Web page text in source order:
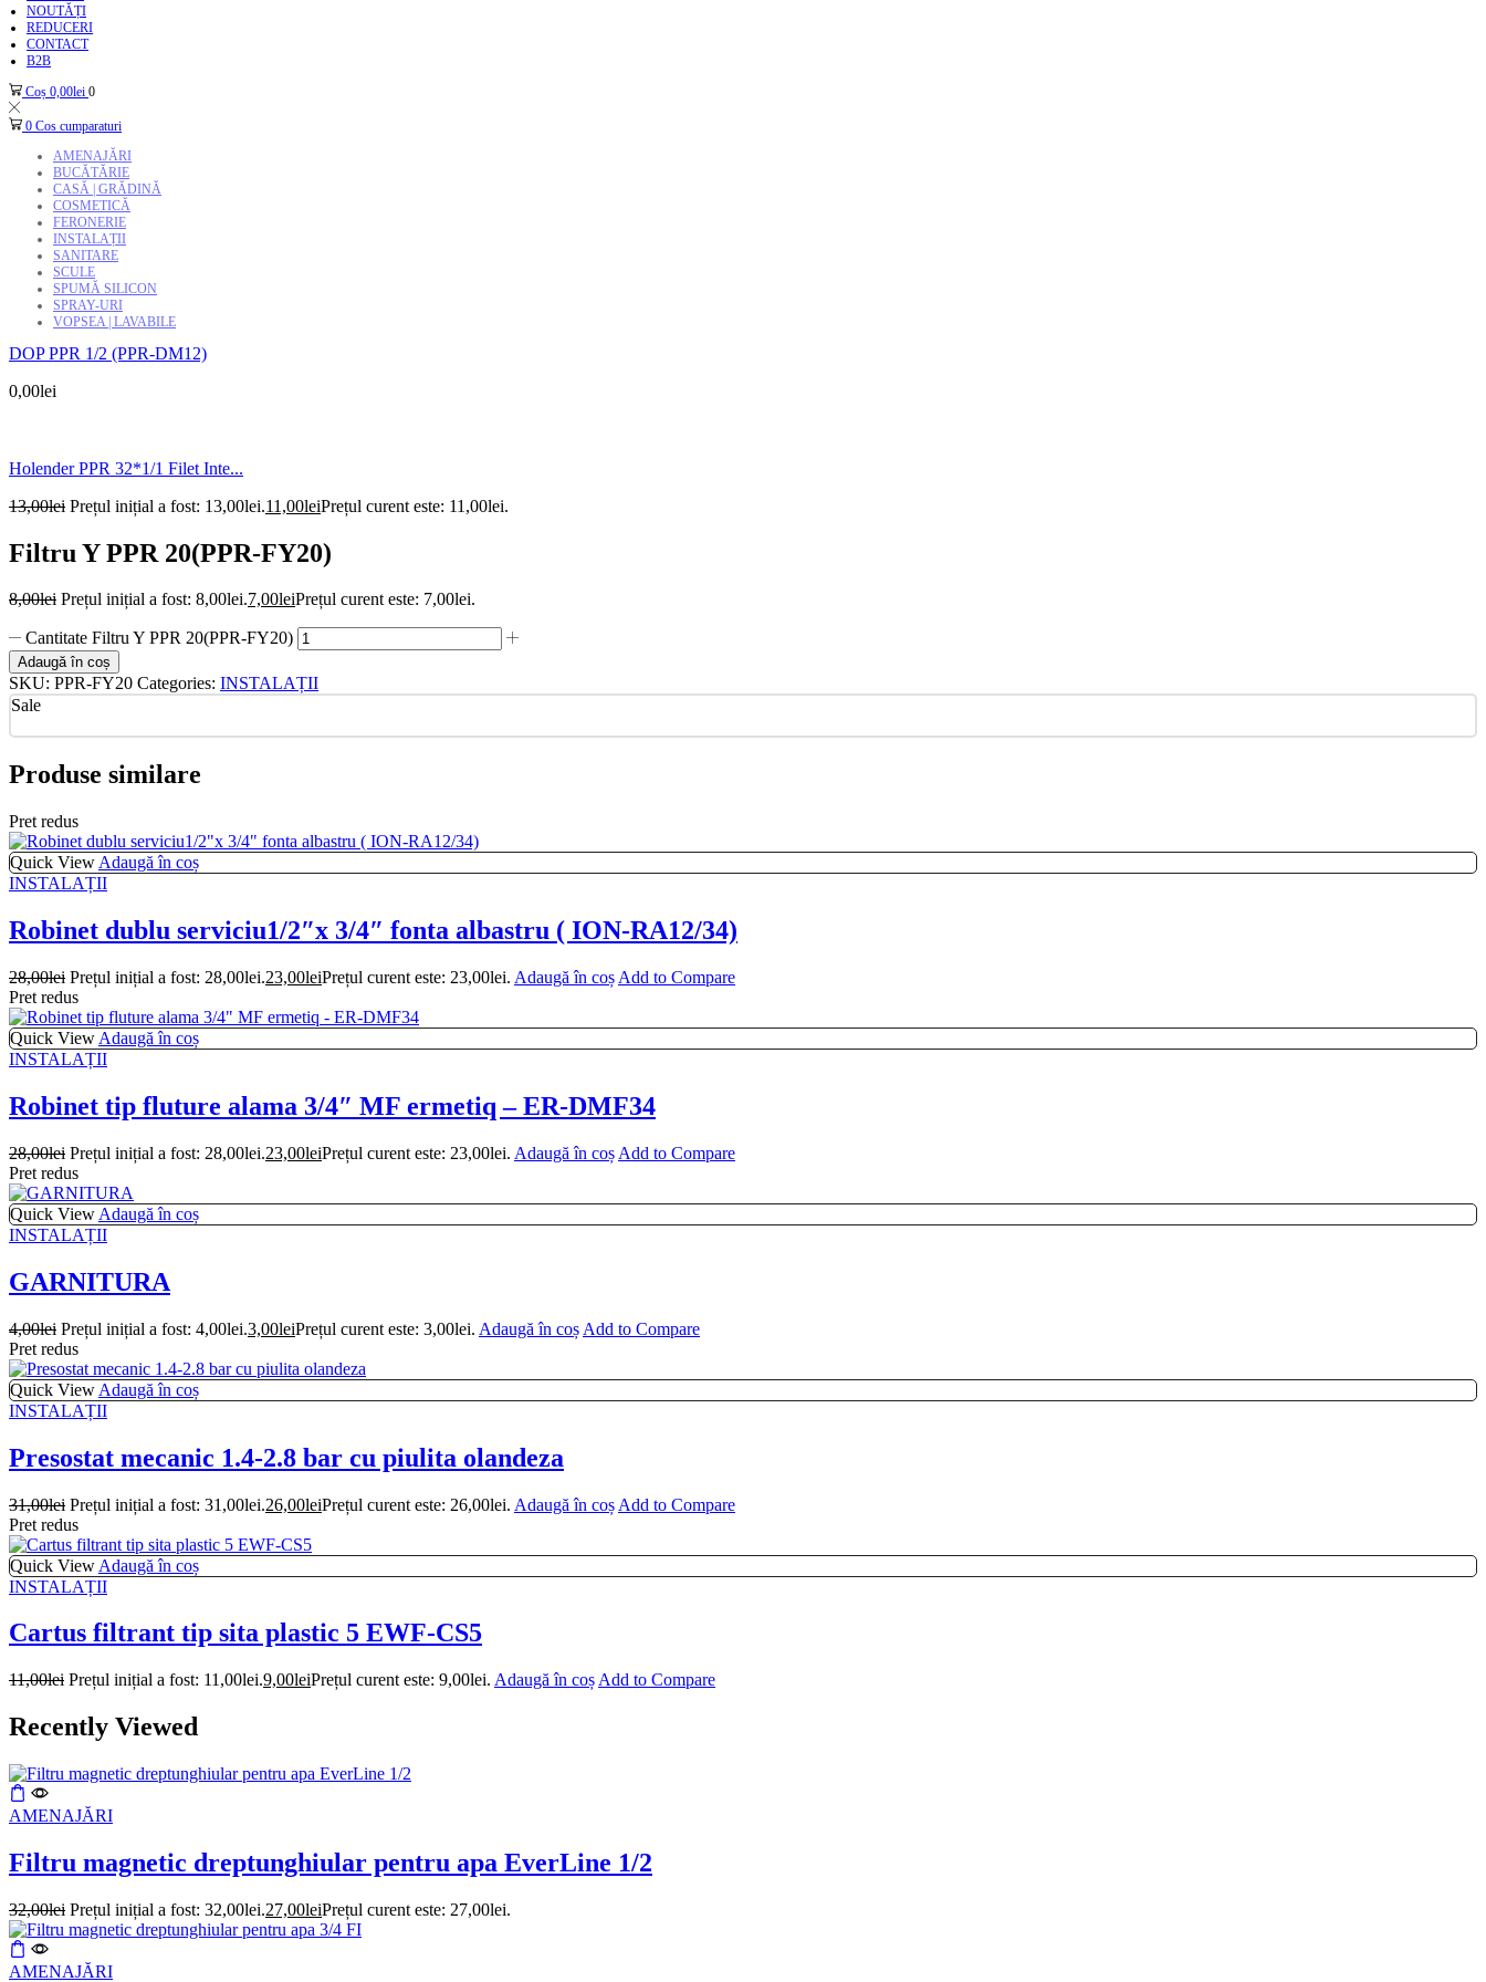
NOUTĂȚI
REDUCERI
CONTACT
B2B
Coș 0,00lei 0
0 Cos cumparaturi
AMENAJĂRI
BUCĂTĂRIE
CASĂ | GRĂDINĂ
COSMETICĂ
FERONERIE
INSTALAȚII
SANITARE
SCULE
SPUMĂ SILICON
SPRAY-URI
VOPSEA | LAVABILE
DOP PPR 1/2 (PPR-DM12)
0,00lei
Holender PPR 32*1/1 Filet Inte...
13,00lei Prețul inițial a fost: 13,00lei.11,00leiPrețul curent este: 11,00lei.
Filtru Y PPR 20(PPR-FY20)
8,00lei Prețul inițial a fost: 8,00lei.7,00leiPrețul curent este: 7,00lei.
Cantitate Filtru Y PPR 20(PPR-FY20)
Adaugă în coș
SKU: PPR-FY20 Categories: INSTALAȚII
Sale
Produse similare
Pret redus
Quick View Adaugă în coș
INSTALAȚII
Robinet dublu serviciu1/2″x 3/4″ fonta albastru ( ION-RA12/34)
28,00lei Prețul inițial a fost: 28,00lei.23,00leiPrețul curent este: 23,00lei. Adaugă în coș Add to Compare
Pret redus
Quick View Adaugă în coș
INSTALAȚII
Robinet tip fluture alama 3/4″ MF ermetiq – ER-DMF34
28,00lei Prețul inițial a fost: 28,00lei.23,00leiPrețul curent este: 23,00lei. Adaugă în coș Add to Compare
Pret redus
Quick View Adaugă în coș
INSTALAȚII
GARNITURA
4,00lei Prețul inițial a fost: 4,00lei.3,00leiPrețul curent este: 3,00lei. Adaugă în coș Add to Compare
Pret redus
Quick View Adaugă în coș
INSTALAȚII
Presostat mecanic 1.4-2.8 bar cu piulita olandeza
31,00lei Prețul inițial a fost: 31,00lei.26,00leiPrețul curent este: 26,00lei. Adaugă în coș Add to Compare
Pret redus
Quick View Adaugă în coș
INSTALAȚII
Cartus filtrant tip sita plastic 5 EWF-CS5
11,00lei Prețul inițial a fost: 11,00lei.9,00leiPrețul curent este: 9,00lei. Adaugă în coș Add to Compare
Recently Viewed
AMENAJĂRI
Filtru magnetic dreptunghiular pentru apa EverLine 1/2
32,00lei Prețul inițial a fost: 32,00lei.27,00leiPrețul curent este: 27,00lei.
AMENAJĂRI